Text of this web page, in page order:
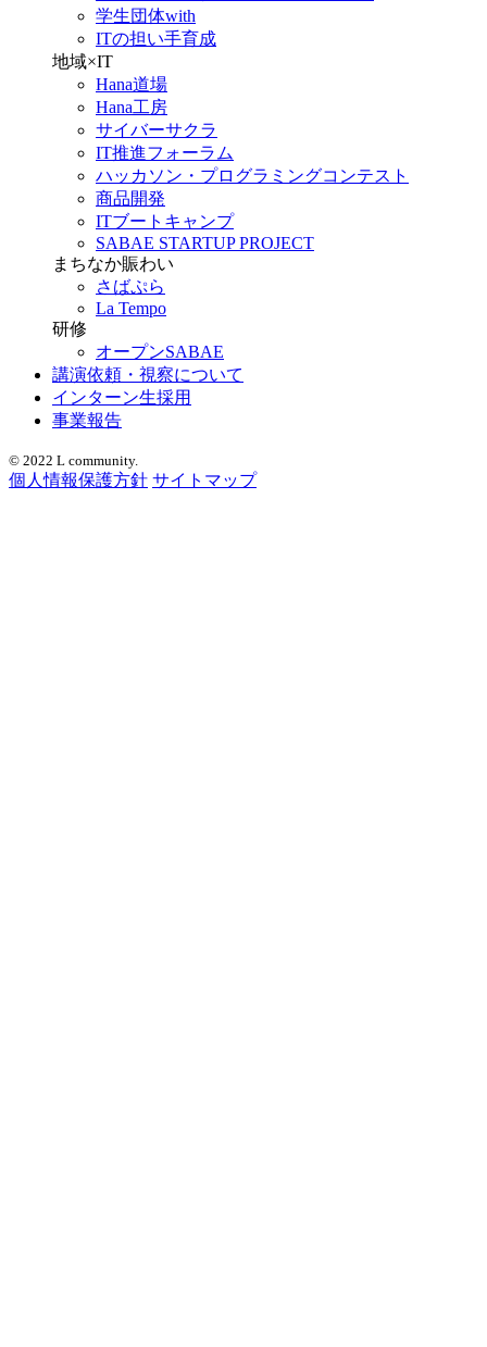
学生団体with
ITの担い手育成
地域×IT
Hana道場
Hana工房
サイバーサクラ
IT推進フォーラム
ハッカソン・プログラミングコンテスト
商品開発
ITブートキャンプ
SABAE STARTUP PROJECT
まちなか賑わい
さばぷら
La Tempo
研修
オープンSABAE
講演依頼・視察について
インターン生採用
事業報告
© 2022 L community.
個人情報保護方針 サイトマップ